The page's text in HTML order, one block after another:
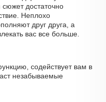
достаточно
Неплохо
друг друга, а
вас все больше.
содействует вам в
незабываемые